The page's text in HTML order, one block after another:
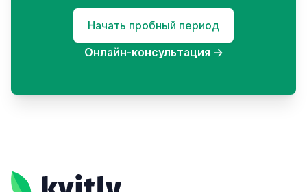
Начать пробный период
Онлайн-консультация →